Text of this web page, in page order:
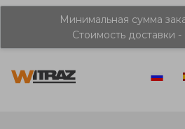
Минимальная сумма
Стоимость доставки -